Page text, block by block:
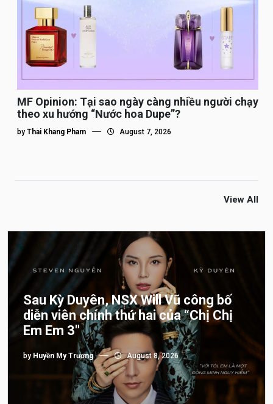
MF Opinion: Tại sao ngày càng nhiều người chạy
theo xu hướng “Nước hoa Dupe”?
by Thai Khang Pham August 7, 2026
View All
Sau Kỳ Duyên, NSX Will Vũ công bố
diễn viên chính thứ hai của “Chị Chị
Em Em 3″
by Huyền My Trương August 8, 2026